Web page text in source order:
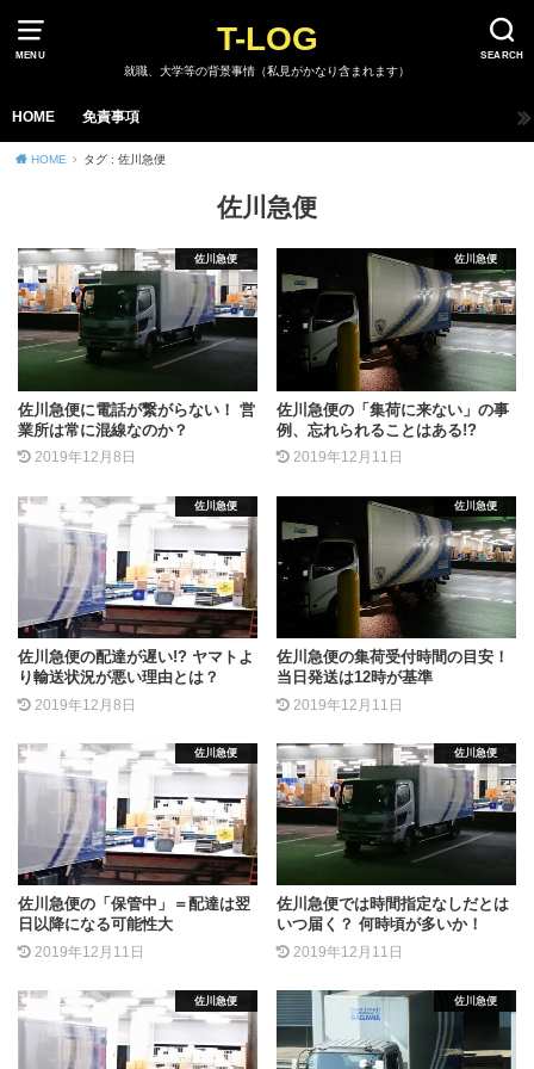
MENU SEARCH
T-LOG
就職、大学等の背景事情（私見がかなり含まれます）
HOME 免責事項
HOME タグ : 佐川急便
佐川急便
佐川急便
佐川急便に電話が繋がらない！ 営
業所は常に混線なのか？
2019年12月8日
佐川急便
佐川急便の「集荷に来ない」の事
例、忘れられることはある!?
2019年12月11日
佐川急便
佐川急便の配達が遅い!? ヤマトよ
り輸送状況が悪い理由とは？
2019年12月8日
佐川急便
佐川急便の集荷受付時間の目安！
当日発送は12時が基準
2019年12月11日
佐川急便
佐川急便の「保管中」＝配達は翌
日以降になる可能性大
2019年12月11日
佐川急便
佐川急便では時間指定なしだとは
いつ届く？ 何時頃が多いか！
2019年12月11日
佐川急便 佐川急便